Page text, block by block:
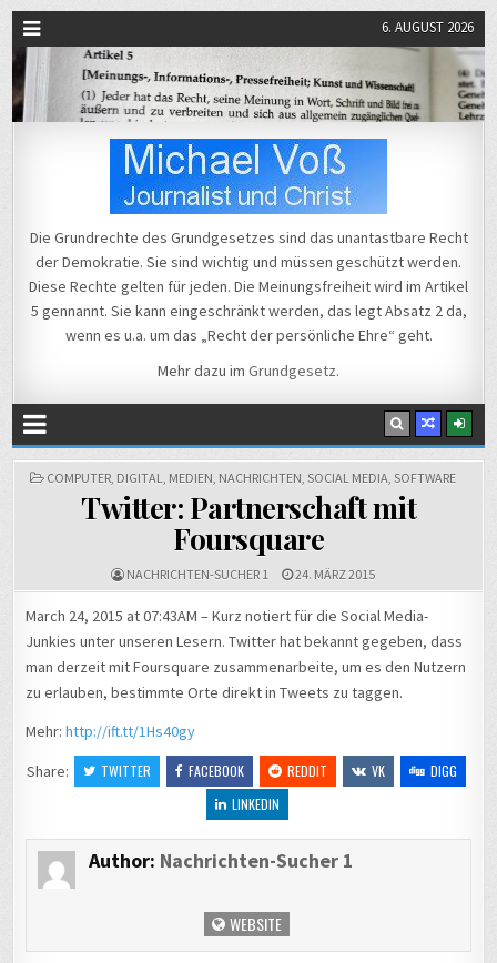
6. AUGUST 2026
Michael Voß
Die Grundrechte des Grundgesetzes sind das unantastbare Recht
der Demokratie. Sie sind wichtig und müssen geschützt werden.
Diese Rechte gelten für jeden. Die Meinungsfreiheit wird im Artikel
5 gennannt. Sie kann eingeschränkt werden, das legt Absatz 2 da,
wenn es u.a. um das „Recht der persönliche Ehre“ geht.
Mehr dazu im Grundgesetz.
POSTED
COMPUTER, DIGITAL, MEDIEN, NACHRICHTEN, SOCIAL MEDIA, SOFTWARE
Twitter: Partnerschaft mit
Foursquare
NACHRICHTEN-SUCHER 1 24. MÄRZ 2015
March 24, 2015 at 07:43AM – Kurz notiert für die Social Media-
Junkies unter unseren Lesern. Twitter hat bekannt gegeben, dass
man derzeit mit Foursquare zusammenarbeite, um es den Nutzern
zu erlauben, bestimmte Orte direkt in Tweets zu taggen.
Mehr:http://ift.tt/1Hs40gy
Share:
TWITTER FACEBOOK REDDIT VK
DIGG
LINKEDIN
Author: Nachrichten-Sucher 1
WEBSITE